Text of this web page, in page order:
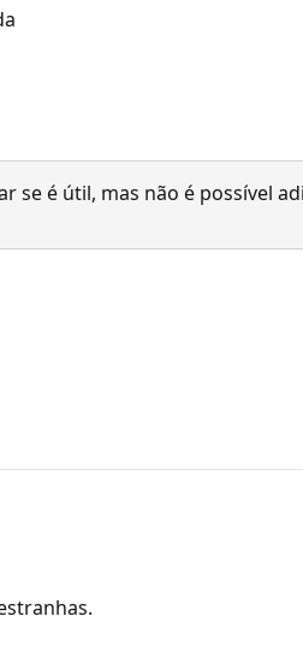
se é útil, mas não é possível